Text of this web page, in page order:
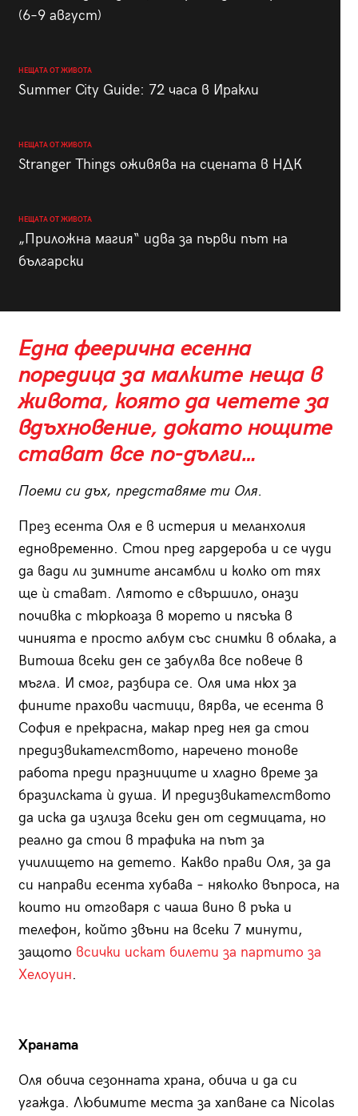
(6–9 август)
НЕЩАТА ОТ ЖИВОТА
Summer City Guide: 72 часа в Иракли
НЕЩАТА ОТ ЖИВОТА
Stranger Things оживява на сцената в НДК
НЕЩАТА ОТ ЖИВОТА
„Приложна магия“ идва за първи път на
български
Една феерична есенна
поредица за малките неща в
живота, която да четете за
вдъхновение, докато нощите
стават все по-дълги…
Поеми си дъх, представяме ти Оля.
През есента Оля е в истерия и меланхолия
едновременно. Стои пред гардероба и се чуди
да вади ли зимните ансамбли и колко от тях
ще ѝ стават. Лятото е свършило, онази
почивка с тюркоаза в морето и пясъка в
чинията е просто албум със снимки в облака, а
Витоша всеки ден се забулва все повече в
мъгла. И смог, разбира се. Оля има нюх за
фините прахови частици, вярва, че есента в
София е прекрасна, макар пред нея да стои
предизвикателството, наречено тонове
работа преди празниците и хладно време за
бразилската ѝ душа. И предизвикателството
да иска да излиза всеки ден от седмицата, но
реално да стои в трафика на път за
училището на детето. Какво прави Оля, за да
си направи есента хубава – няколко въпроса, на
които ни отговаря с чаша вино в ръка и
телефон, който звъни на всеки 7 минути,
защото всички искат билети за партито за
Хелоуин.
Храната
Оля обича сезонната храна, обича и да си
угажда. Любимите места за хапване са Nicolas